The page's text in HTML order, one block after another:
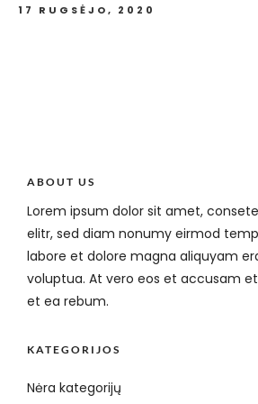
17 RUGSĖJO, 2020
ABOUT US
Lorem ipsum dolor sit amet,
elitr, sed diam nonumy eirmod
labore et dolore magna aliquyam
voluptua. At vero eos et accusam
et ea rebum.
KATEGORIJOS
Nėra kategorijų